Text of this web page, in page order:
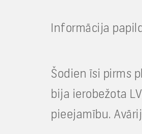
Informācija
Šodien īsi pirms
bija ierobežota
pieejamību.